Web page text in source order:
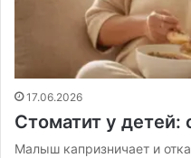
17.06.2026
Стоматит у
Малыш капризничает и